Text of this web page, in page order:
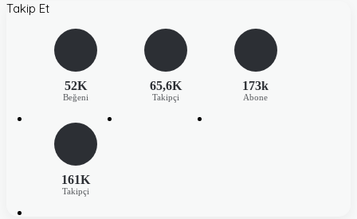
Takip Et
52K
Beğeni
65,6K
Takipçi
173k
Abone
161K
Takipçi